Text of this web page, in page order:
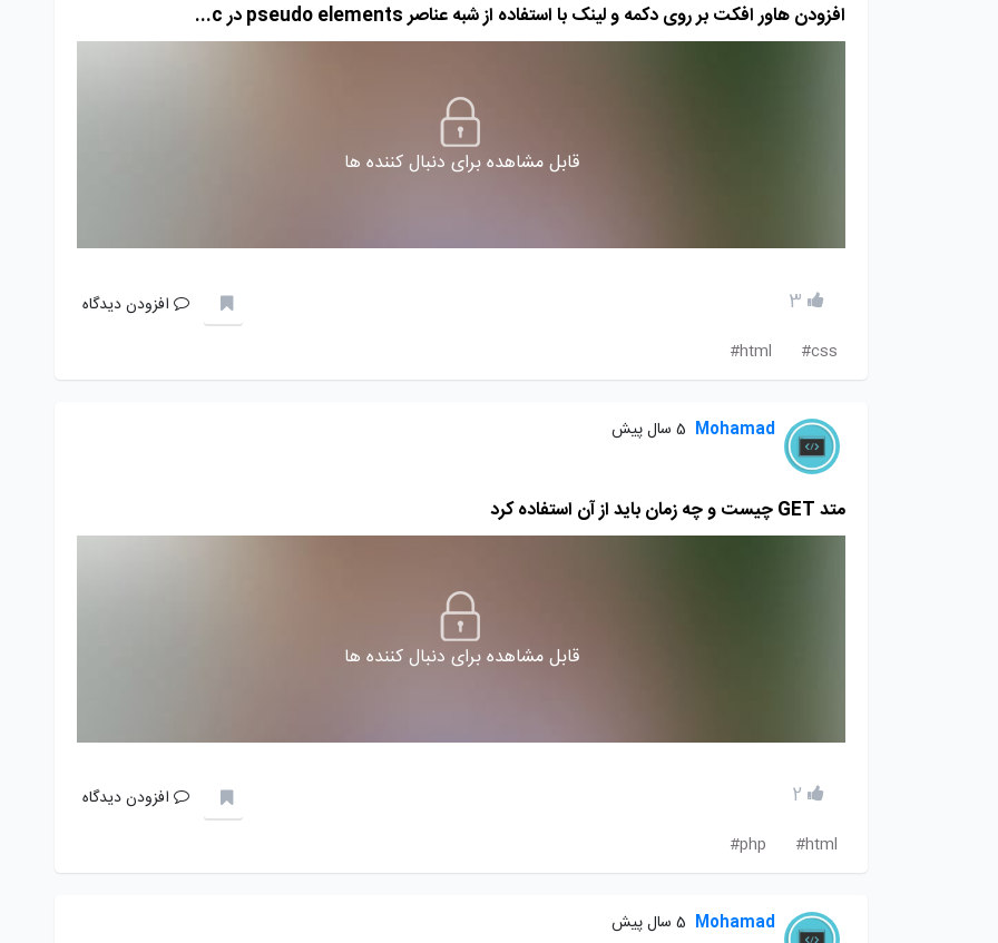
افزودن هاور افکت بر روی دکمه و لینک با استفاده از شبه عناصر pseudo elements در c...
قابل مشاهده برای دنبال کننده ها
3
افزودن دیدگاه
css#
html#
Mohamad 5 سال پیش
متد GET چیست و چه زمان باید از آن استفاده کرد
قابل مشاهده برای دنبال کننده ها
2
افزودن دیدگاه
html#
php#
Mohamad 5 سال پیش